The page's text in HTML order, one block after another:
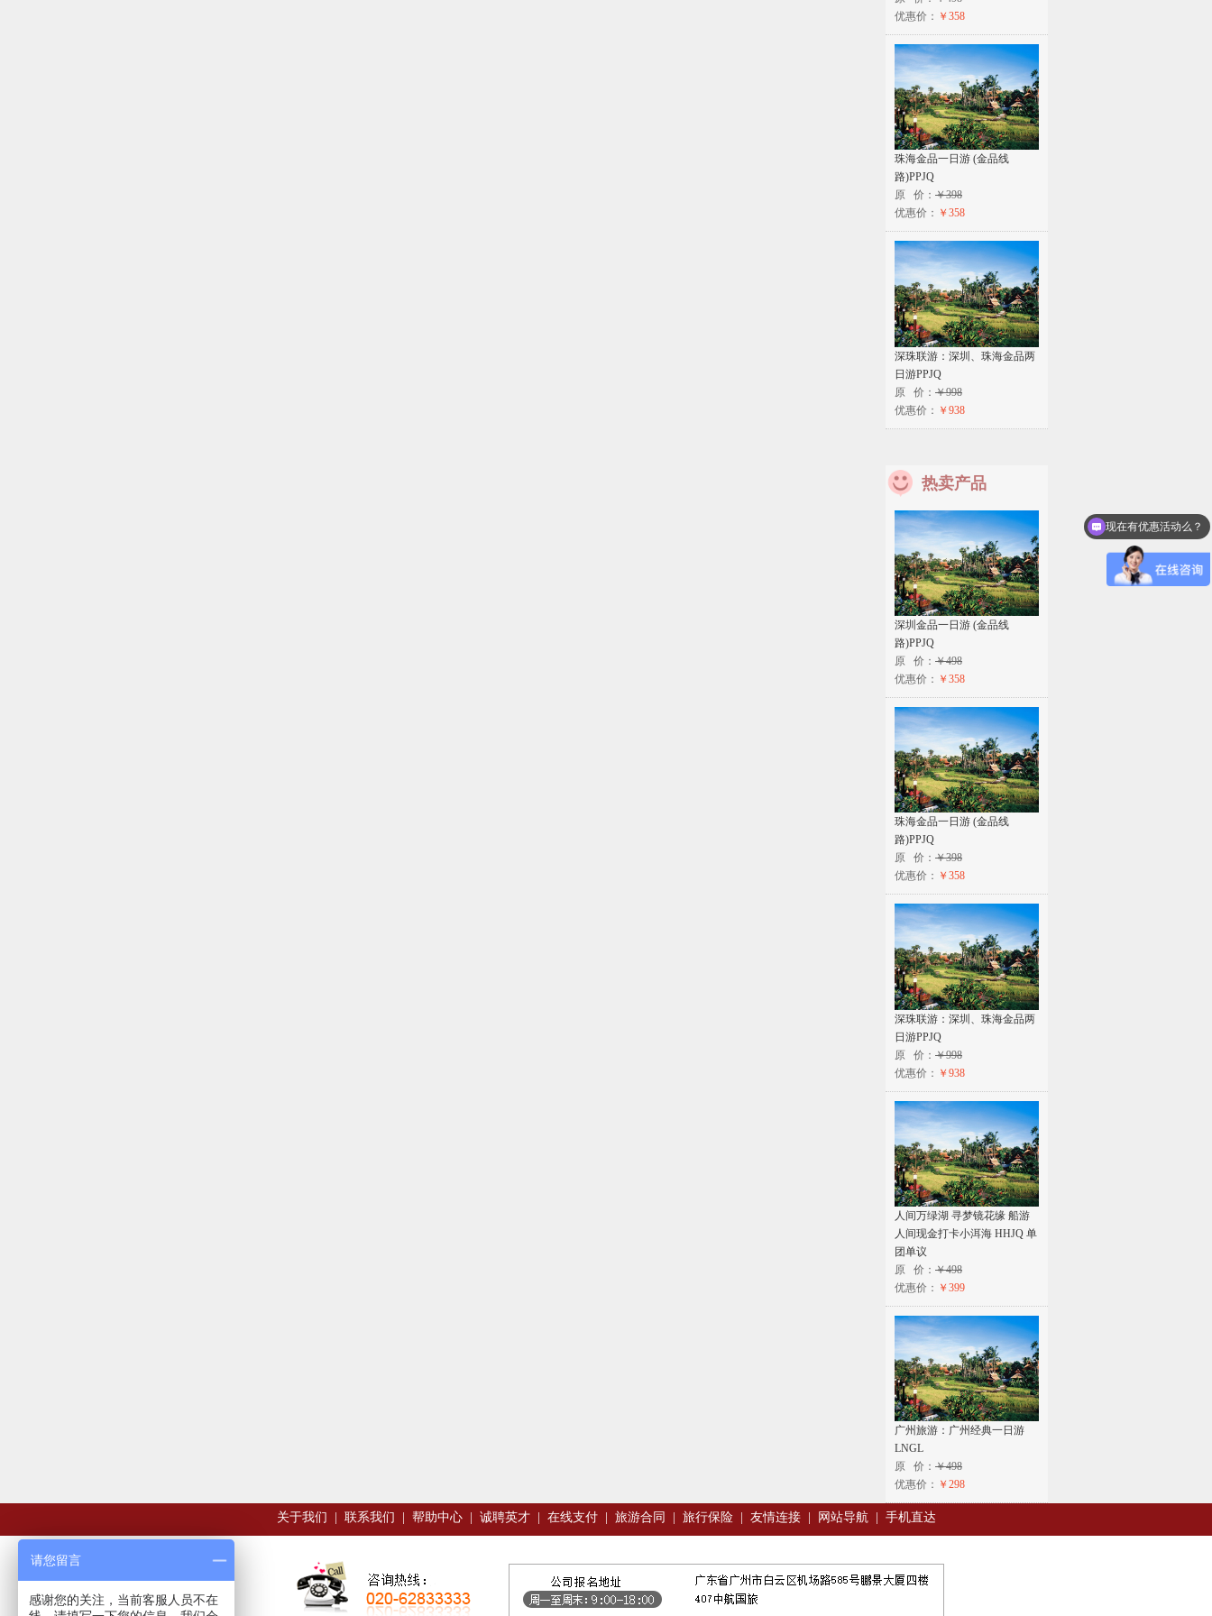
优惠价： ￥358
珠海金品一日游 (金品线
路)PPJQ
原 价： ￥398
优惠价： ￥358
深珠联游：深圳、珠海金品两
日游PPJQ
原 价： ￥998
优惠价： ￥938
热卖产品
深圳金品一日游 (金品线
路)PPJQ
原 价： ￥498
优惠价： ￥358
珠海金品一日游 (金品线
路)PPJQ
原 价： ￥398
优惠价： ￥358
深珠联游：深圳、珠海金品两
日游PPJQ
原 价： ￥998
优惠价： ￥938
人间万绿湖 寻梦镜花缘 船游
人间现金打卡小洱海 HHJQ 单
团单议
原 价： ￥498
优惠价： ￥399
广州旅游：广州经典一日游
LNGL
原 价： ￥498
优惠价： ￥298
关于我们 联系我们 帮助中心 诚聘英才 在线支付 旅游合同 旅行保险 友情连接 网站导航 手机直达
现在有优惠活动么？
请您留言
感谢您的关注，当前客服人员不在